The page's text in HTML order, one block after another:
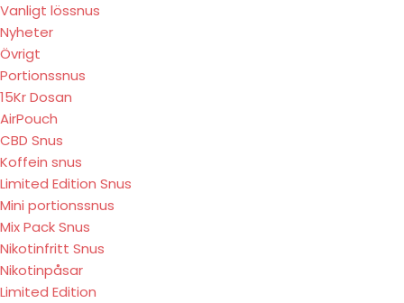
Vanligt lössnus
Nyheter
Övrigt
Portionssnus
15Kr Dosan
AirPouch
CBD Snus
Koffein snus
Limited Edition Snus
Mini portionssnus
Mix Pack Snus
Nikotinfritt Snus
Nikotinpåsar
Limited Edition